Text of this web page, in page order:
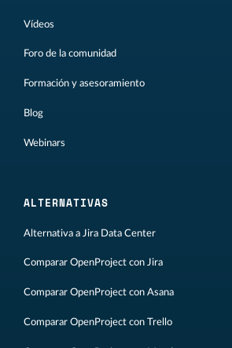
Vídeos
Foro de la comunidad
Formación y asesoramiento
Blog
Webinars
ALTERNATIVAS
Alternativa a Jira Data Center
Comparar OpenProject con Jira
Comparar OpenProject con Asana
Comparar OpenProject con Trello